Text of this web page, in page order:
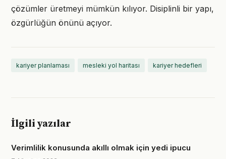
çözümler üretmeyi mümkün kılıyor. Disiplinli bir yapı,
özgürlüğün önünü açıyor.
kariyer planlaması mesleki yol haritası kariyer hedefleri
İlgili yazılar
Verimlilik konusunda akıllı olmak için yedi ipucu